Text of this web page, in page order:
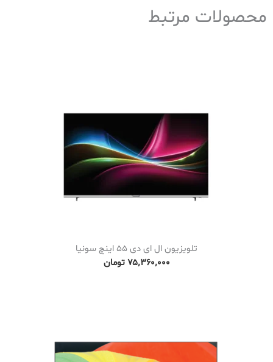
محصولات مرتبط
تلویزیون ال ای دی 55 اینچ سونیا
۷۵٬۳۶۰٬۰۰۰ تومان